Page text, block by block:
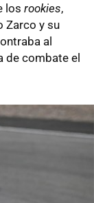
los rookies,
Zarco y su
al
de combate el